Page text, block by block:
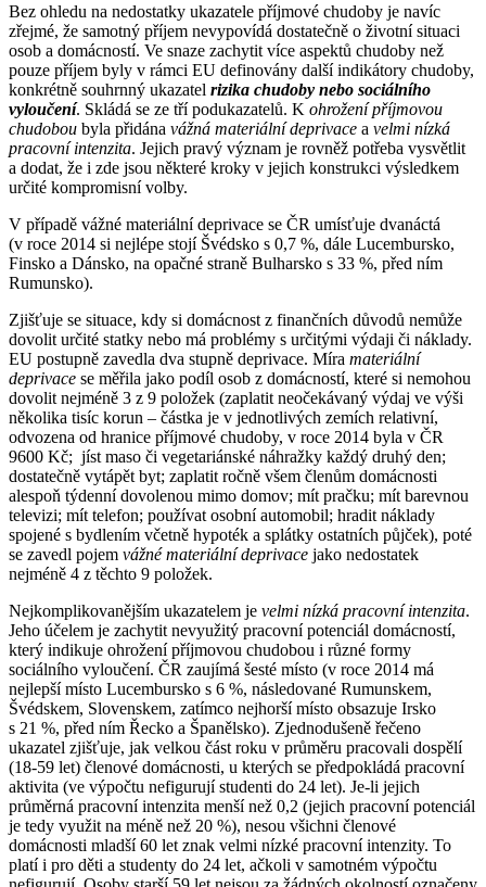
Bez ohledu na nedostatky ukazatele příjmové chudoby je navíc
zřejmé, že samotný příjem nevypovídá dostatečně o životní situaci
osob a domácností. Ve snaze zachytit více aspektů chudoby než
pouze příjem byly v rámci EU definovány další indikátory chudoby,
konkrétně souhrnný ukazatel rizika chudoby nebo sociálního
vyloučení. Skládá se ze tří podukazatelů. K ohrožení příjmovou
chudobou byla přidána vážná materiální deprivace a velmi nízká
pracovní intenzita. Jejich pravý význam je rovněž potřeba vysvětlit
a dodat, že i zde jsou některé kroky v jejich konstrukci výsledkem
určité kompromisní volby.
V případě vážné materiální deprivace se ČR umísťuje dvanáctá
(v roce 2014 si nejlépe stojí Švédsko s 0,7 %, dále Lucembursko,
Finsko a Dánsko, na opačné straně Bulharsko s 33 %, před ním
Rumunsko).
Zjišťuje se situace, kdy si domácnost z finančních důvodů nemůže
dovolit určité statky nebo má problémy s určitými výdaji či náklady.
EU postupně zavedla dva stupně deprivace. Míra materiální
deprivace se měřila jako podíl osob z domácností, které si nemohou
dovolit nejméně 3 z 9 položek (zaplatit neočekávaný výdaj ve výši
několika tisíc korun – částka je v jednotlivých zemích relativní,
odvozena od hranice příjmové chudoby, v roce 2014 byla v ČR
9600 Kč; jíst maso či vegetariánské náhražky každý druhý den;
dostatečně vytápět byt; zaplatit ročně všem členům domácnosti
alespoň týdenní dovolenou mimo domov; mít pračku; mít barevnou
televizi; mít telefon; používat osobní automobil; hradit náklady
spojené s bydlením včetně hypoték a splátky ostatních půjček), poté
se zavedl pojem vážné materiální deprivace jako nedostatek
nejméně 4 z těchto 9 položek.
Nejkomplikovanějším ukazatelem je velmi nízká pracovní intenzita.
Jeho účelem je zachytit nevyužitý pracovní potenciál domácností,
který indikuje ohrožení příjmovou chudobou i různé formy
sociálního vyloučení. ČR zaujímá šesté místo (v roce 2014 má
nejlepší místo Lucembursko s 6 %, následované Rumunskem,
Švédskem, Slovenskem, zatímco nejhorší místo obsazuje Irsko
s 21 %, před ním Řecko a Španělsko). Zjednodušeně řečeno
ukazatel zjišťuje, jak velkou část roku v průměru pracovali dospělí
(18-59 let) členové domácnosti, u kterých se předpokládá pracovní
aktivita (ve výpočtu nefigurují studenti do 24 let). Je-li jejich
průměrná pracovní intenzita menší než 0,2 (jejich pracovní potenciál
je tedy využit na méně než 20 %), nesou všichni členové
domácnosti mladší 60 let znak velmi nízké pracovní intenzity. To
platí i pro děti a studenty do 24 let, ačkoli v samotném výpočtu